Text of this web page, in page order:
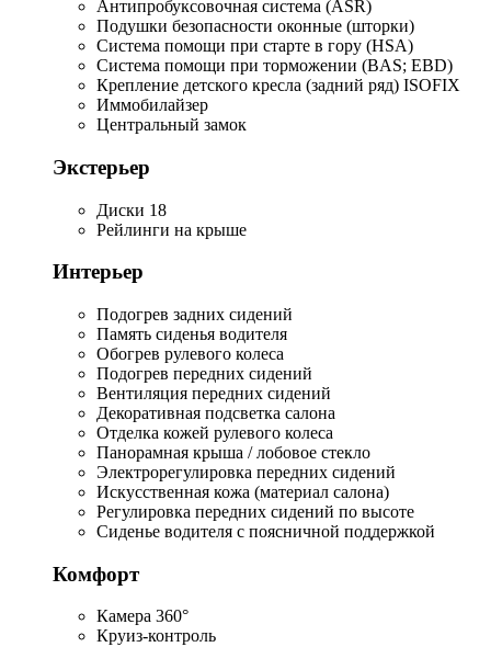
Антипробуксовочная система (ASR)
Подушки безопасности оконные (шторки)
Система помощи при старте в гору (HSA)
Система помощи при торможении (BAS; EBD)
Крепление детского кресла (задний ряд) ISOFIX
Иммобилайзер
Центральный замок
Экстерьер
Диски 18
Рейлинги на крыше
Интерьер
Подогрев задних сидений
Память сиденья водителя
Обогрев рулевого колеса
Подогрев передних сидений
Вентиляция передних сидений
Декоративная подсветка салона
Отделка кожей рулевого колеса
Панорамная крыша / лобовое стекло
Электрорегулировка передних сидений
Искусственная кожа (материал салона)
Регулировка передних сидений по высоте
Сиденье водителя с поясничной поддержкой
Комфорт
Камера 360°
Круиз-контроль